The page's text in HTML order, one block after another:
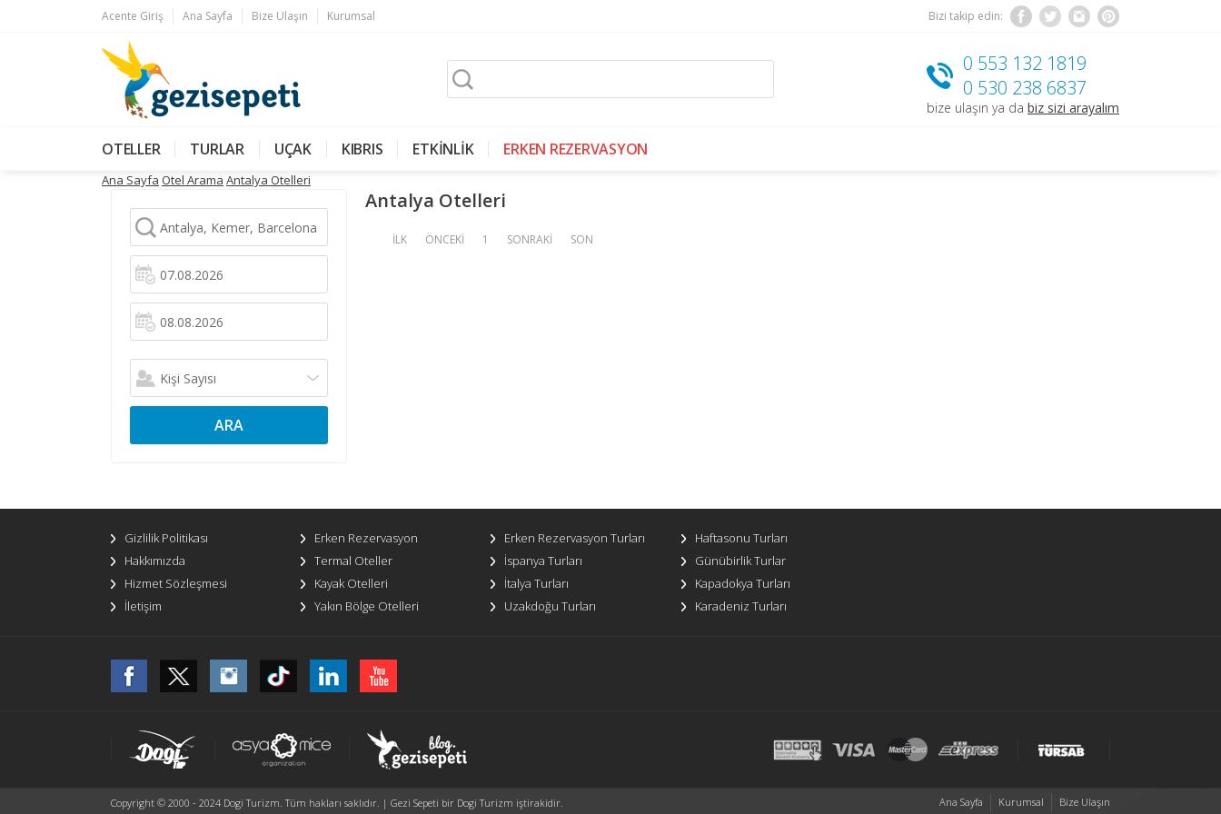
Acente Giriş Ana Sayfa Bize Ulaşın Kurumsal Bizi takip edin:
0 553 132 1819
0 530 238 6837
bize ulaşın ya da biz sizi arayalım
OTELLER TURLAR UÇAK KIBRIS ETKİNLİK ERKEN REZERVASYON
Ana Sayfa Otel Arama Antalya Otelleri
ARA
Antalya Otelleri
İLK ÖNCEKİ 1 SONRAKİ SON
Gizlilik Politikası
Hakkımızda
Hizmet Sözleşmesi
İletişim
Erken Rezervasyon
Termal Oteller
Kayak Otelleri
Yakın Bölge Otelleri
Erken Rezervasyon Turları
İspanya Turları
İtalya Turları
Uzakdoğu Turları
Haftasonu Turları
Günübirlik Turlar
Kapadokya Turları
Karadeniz Turları
Copyright © 2000 - 2024 Dogi Turizm. Tüm hakları saklıdır. | Gezi Sepeti bir Dogi Turizm iştirakidir. Ana Sayfa Kurumsal Bize Ulaşın